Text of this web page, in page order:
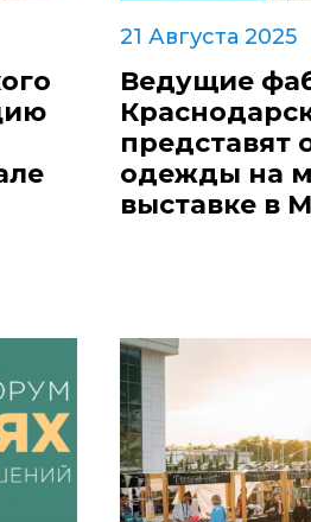
21 Августа 2025
Ведущие
представят
одежды на
выставке в